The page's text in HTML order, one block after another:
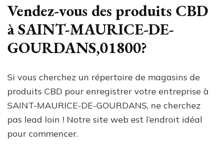
Vendez-vous des produits CBD
à SAINT-MAURICE-DE-
GOURDANS,01800?
Si vous cherchez un répertoire de magasins de
produits CBD pour enregistrer votre entreprise à
SAINT-MAURICE-DE-GOURDANS, ne cherchez
pas lead loin ! Notre site web est l’endroit idéal
pour commencer.